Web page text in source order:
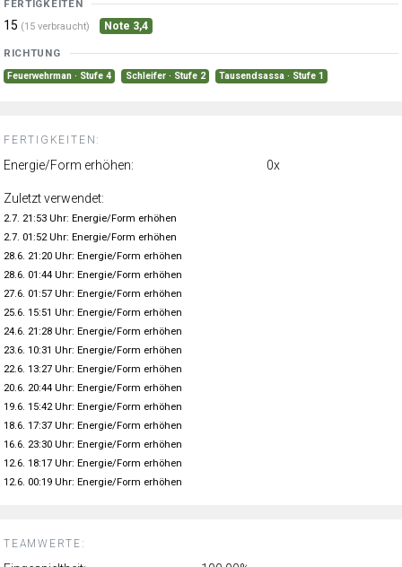
TEAMWERTE:
FERTIGKEITEN
15 (15 verbraucht) Note 3,4
RICHTUNG
Feuerwehrman · Stufe 4 Schleifer · Stufe 2 Tausendsassa · Stufe 1
FERTIGKEITEN:
Energie/Form erhöhen: 0x
Zuletzt verwendet:
2.7. 21:53 Uhr: Energie/Form erhöhen
2.7. 01:52 Uhr: Energie/Form erhöhen
28.6. 21:20 Uhr: Energie/Form erhöhen
28.6. 01:44 Uhr: Energie/Form erhöhen
27.6. 01:57 Uhr: Energie/Form erhöhen
25.6. 15:51 Uhr: Energie/Form erhöhen
24.6. 21:28 Uhr: Energie/Form erhöhen
23.6. 10:31 Uhr: Energie/Form erhöhen
22.6. 13:27 Uhr: Energie/Form erhöhen
20.6. 20:44 Uhr: Energie/Form erhöhen
19.6. 15:42 Uhr: Energie/Form erhöhen
18.6. 17:37 Uhr: Energie/Form erhöhen
16.6. 23:30 Uhr: Energie/Form erhöhen
12.6. 18:17 Uhr: Energie/Form erhöhen
12.6. 00:19 Uhr: Energie/Form erhöhen